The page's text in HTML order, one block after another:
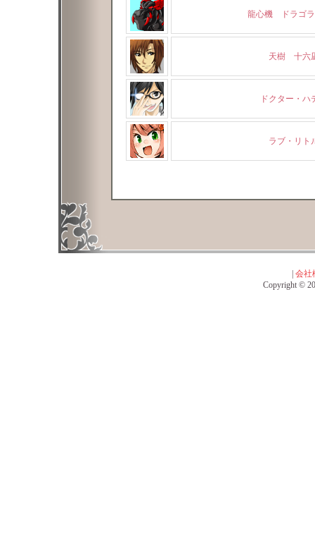
龍心機 ドラゴラ
天樹 十六
ドクター・ハ
ラブ・リト
会社
Copyright ©